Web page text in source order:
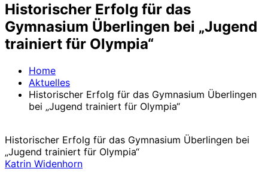
Historischer Erfolg für das
Gymnasium Überlingen bei „Jugend
trainiert für Olympia“
Home
Aktuelles
Historischer Erfolg für das Gymnasium Überlingen
bei „Jugend trainiert für Olympia“
Historischer Erfolg für das Gymnasium Überlingen bei
„Jugend trainiert für Olympia“
Katrin Widenhorn